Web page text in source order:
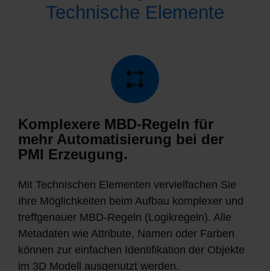
Technische Elemente
Komplexere MBD-Regeln für
mehr Automatisierung bei der
PMI Erzeugung.
Mit Technischen Elementen vervielfachen Sie
Ihre Möglichkeiten beim Aufbau komplexer und
treffgenauer MBD-Regeln (Logikregeln). Alle
Metadaten wie Attribute, Namen oder Farben
können zur einfachen Identifikation der Objekte
im 3D Modell ausgenutzt werden.